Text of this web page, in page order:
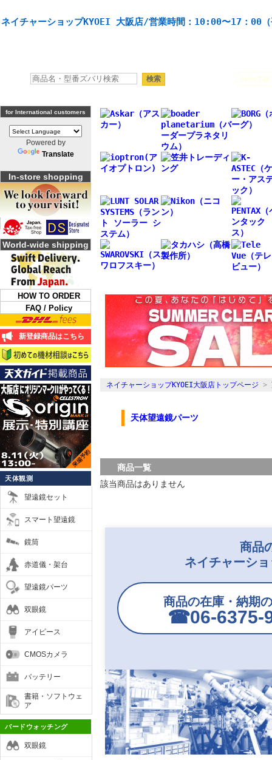
ネイチャーショップKYOEI 大阪店/営業時間：10:00〜17：00（
Seestar
for International customers
Powered by
Translate
In-store shopping
World-wide shipping
HOW TO ORDER
FAQ / Policy
新登録商品はこちら
天体観測
望遠鏡セット
スマート望遠鏡
鏡筒
赤道儀・架台
望遠鏡パーツ
双眼鏡
アイピース
CMOSカメラ
バッテリー
書籍・ソフトウェ
ア
バードウォッチング
双眼鏡
ネイチャーショップKYOEI大阪店トップページ >
天体望遠鏡パーツ
商品一覧
該当商品はありません
商品
ネイチャーシ
商品の在庫・納期
☎︎06-6375-